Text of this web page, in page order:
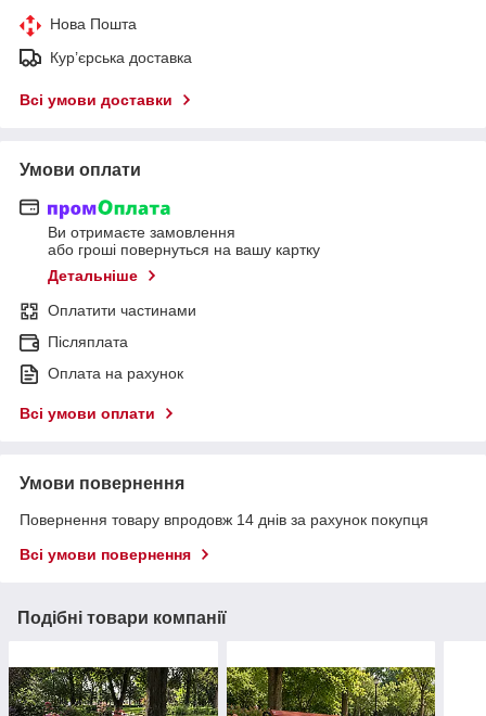
Нова Пошта
Кур’єрська доставка
Всі умови доставки
Умови оплати
Ви отримаєте замовлення
або гроші повернуться на вашу картку
Детальніше
Оплатити частинами
Післяплата
Оплата на рахунок
Всі умови оплати
Умови повернення
Повернення товару впродовж 14 днів за рахунок покупця
Всі умови повернення
Подібні товари компанії